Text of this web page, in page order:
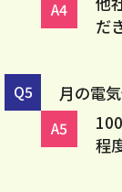
だ
月の電
程